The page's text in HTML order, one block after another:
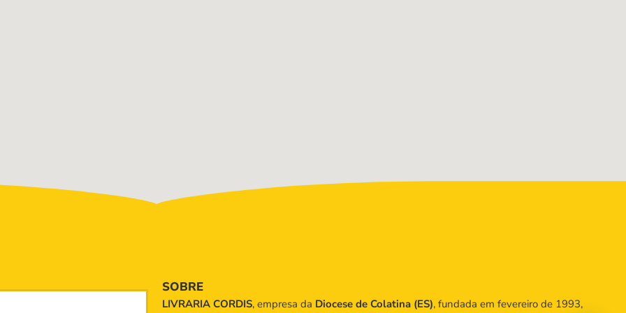
SOBRE
LIVRARIA CORDIS, empresa da Diocese de Colatina (ES), fundada em fevereiro de 1993,